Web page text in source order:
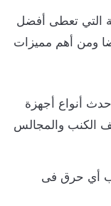
التي تعطى أفضل
ومن أهم مميزات
أنواع أجهزة
والمجالس
أي حرق فى